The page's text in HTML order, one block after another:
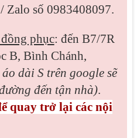
Zalo số 0983408097.
phục: đến B7/7R
B, Bình Chánh,
dài S trên google sẽ
đến tận nhà).
quay trở lại các nội